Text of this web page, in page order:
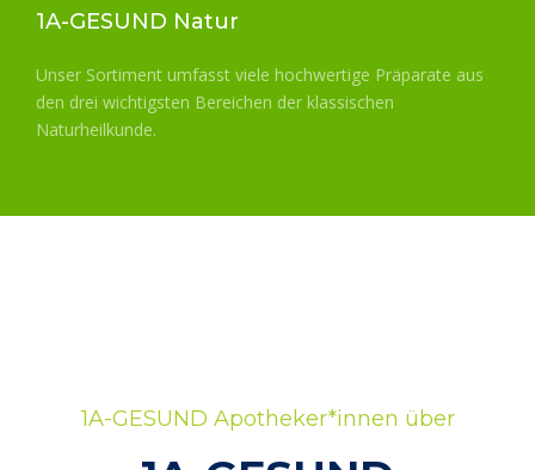
1A-GESUND Natur
Unser Sortiment umfasst viele hochwertige Präparate aus
den drei wichtigsten Bereichen der klassischen
Naturheilkunde.
1A-GESUND Apotheker*innen über